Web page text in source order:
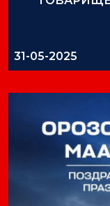
31-05-2025